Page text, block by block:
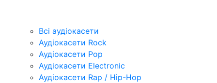
Всі аудіокасети
Аудіокасети Rock
Аудіокасети Pop
Аудіокасети Electronic
Аудіокасети Rap / Hip-Hop